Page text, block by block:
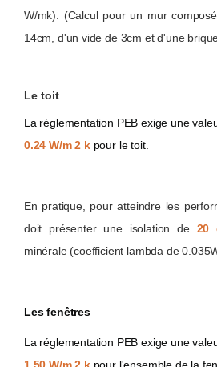
W/mk). (Calcul pour un mur
14cm, d'un vide de 3cm et d'une
Le toit
La réglementation PEB exige une
0.24 W/m 2 k pour le toit.
En pratique, pour atteindre les
doit présenter une isolation de 20
minérale (coefficient lambda de
Les fenêtres
La réglementation PEB exige une